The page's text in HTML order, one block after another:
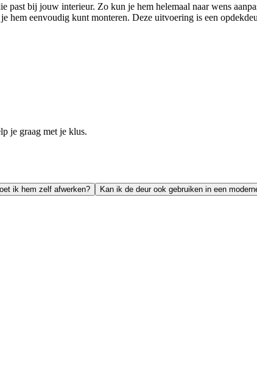
bij jouw interieur. Zo kun je hem helemaal naar wens
hem eenvoudig kunt monteren. Deze uitvoering is een
je graag met je klus.
ik hem zelf afwerken?
Kan ik de deur ook gebruiken in een